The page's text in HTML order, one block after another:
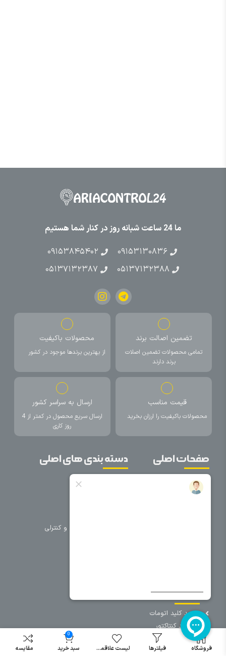
ما 24 ساعت شبانه روز در کنار شما هستیم
۰۹۱۵۳۱۳۰۸۳۶
۰۹۱۵۳۸۴۵۴۰۲
۰۵۱۳۷۱۳۲۳۸۸
۰۵۱۳۷۱۳۲۳۸۷
تضمین اصالت برند
تمامی محصولات تضمین اصلات
برند دارند
محصولات باکیفیت
از بهترین برندها موجود در کشور
قیمت مناسب
محصولات باکیفیت را ارزان بخرید
ارسال به سراسر کشور
ارسال سریع محصول در کمتر از 4
روز کاری
صفحات اصلی
خانه
دسته بندی های اصلی
تجهیزات حفاظتی و کنترلی
سایر دسته بندی ها
خرید کلید اتومات
خرید کنتاکتور
خرید فیوز
مینیاتوری
فروشگاه فیلترها لیست علاقمندی
0
سبد خرید مقایسه